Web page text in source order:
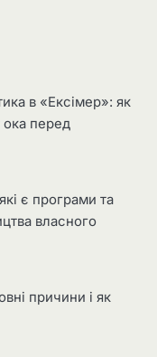
в «Ексімер»: як
перед
є програми та
власного
причини і як